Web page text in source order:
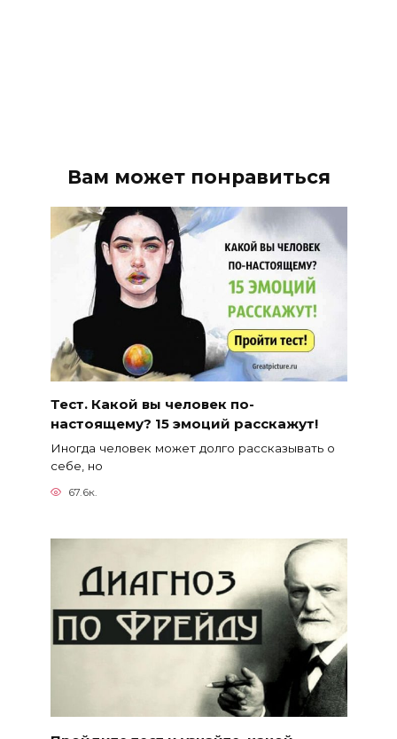
Вам может понравиться
Тест. Какой вы человек по-
настоящему? 15 эмоций расскажут!
Иногда человек может долго рассказывать о
себе, но
67.6к.